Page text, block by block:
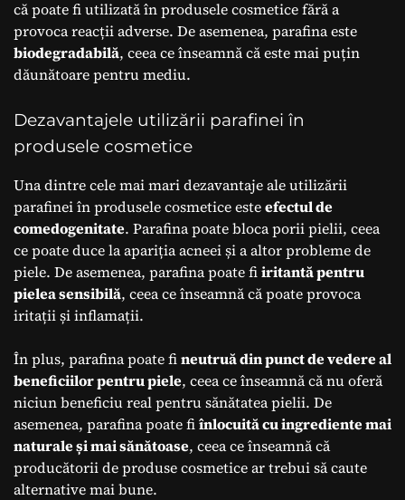
că poate fi utilizată în produsele cosmetice fără a
provoca reacții adverse. De asemenea, parafina este
biodegradabilă, ceea ce înseamnă că este mai puțin
dăunătoare pentru mediu.
Dezavantajele utilizării parafinei în
produsele cosmetice
Una dintre cele mai mari dezavantaje ale utilizării
parafinei în produsele cosmetice esteefectul de
comedogenitate. Parafina poate bloca porii pielii, ceea
ce poate duce la apariția acneei și a altor probleme de
piele. De asemenea, parafina poate fiiritantă pentru
pielea sensibilă, ceea ce înseamnă că poate provoca
iritații și inflamații.
În plus, parafina poate fineutruă din punct de vedere al
beneficiilor pentru piele, ceea ce înseamnă că nu oferă
niciun beneficiu real pentru sănătatea pielii. De
asemenea, parafina poate fiînlocuită cu ingrediente mai
naturale și mai sănătoase, ceea ce înseamnă că
producătorii de produse cosmetice ar trebui să caute
alternative mai bune.